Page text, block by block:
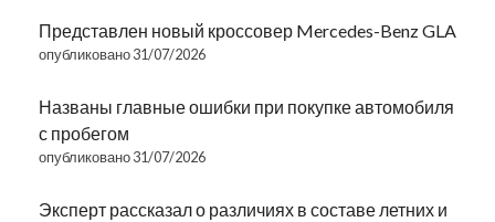
Представлен новый кроссовер Mercedes-Benz GLA
опубликовано 31/07/2026
Названы главные ошибки при покупке автомобиля
с пробегом
опубликовано 31/07/2026
Эксперт рассказал о различиях в составе летних и